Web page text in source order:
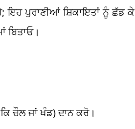
ਇਹ ਪੁਰਾਣੀਆਂ ਸ਼ਿਕਾਇਤਾਂ ਨੂੰ ਛੱਡ ਕੇ
ਚੌਲ ਜਾਂ ਖੰਡ) ਦਾਨ ਕਰੋ।